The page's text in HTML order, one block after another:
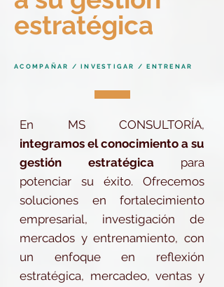
estratégica
ACOMPAÑAR / INVESTIGAR / ENTRENAR
En MS CONSULTORÍA,
integramos el conocimiento a su
gestión estratégica para
potenciar su éxito. Ofrecemos
soluciones en fortalecimiento
empresarial, investigación de
mercados y entrenamiento, con
un enfoque en reflexión
estratégica, mercadeo, ventas y